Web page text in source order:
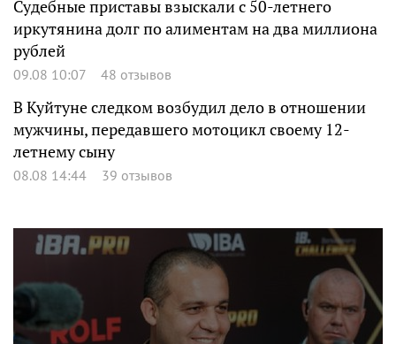
Судебные приставы взыскали с 50-летнего
иркутянина долг по алиментам на два миллиона
рублей
09.08 10:07 48 отзывов
В Куйтуне следком возбудил дело в отношении
мужчины, передавшего мотоцикл своему 12-
летнему сыну
08.08 14:44 39 отзывов